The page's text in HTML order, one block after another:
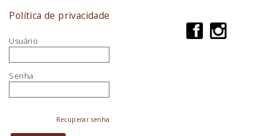
Política de privacidade
Usuário
Senha
Recuperar senha